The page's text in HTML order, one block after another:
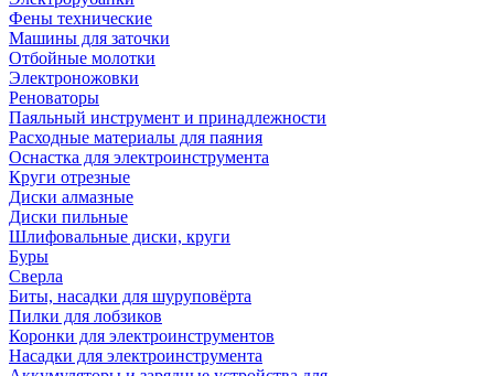
Фены технические
Машины для заточки
Отбойные молотки
Электроножовки
Реноваторы
Паяльный инструмент и принадлежности
Расходные материалы для паяния
Оснастка для электроинструмента
Круги отрезные
Диски алмазные
Диски пильные
Шлифовальные диски, круги
Буры
Сверла
Биты, насадки для шуруповёрта
Пилки для лобзиков
Коронки для электроинструментов
Насадки для электроинструмента